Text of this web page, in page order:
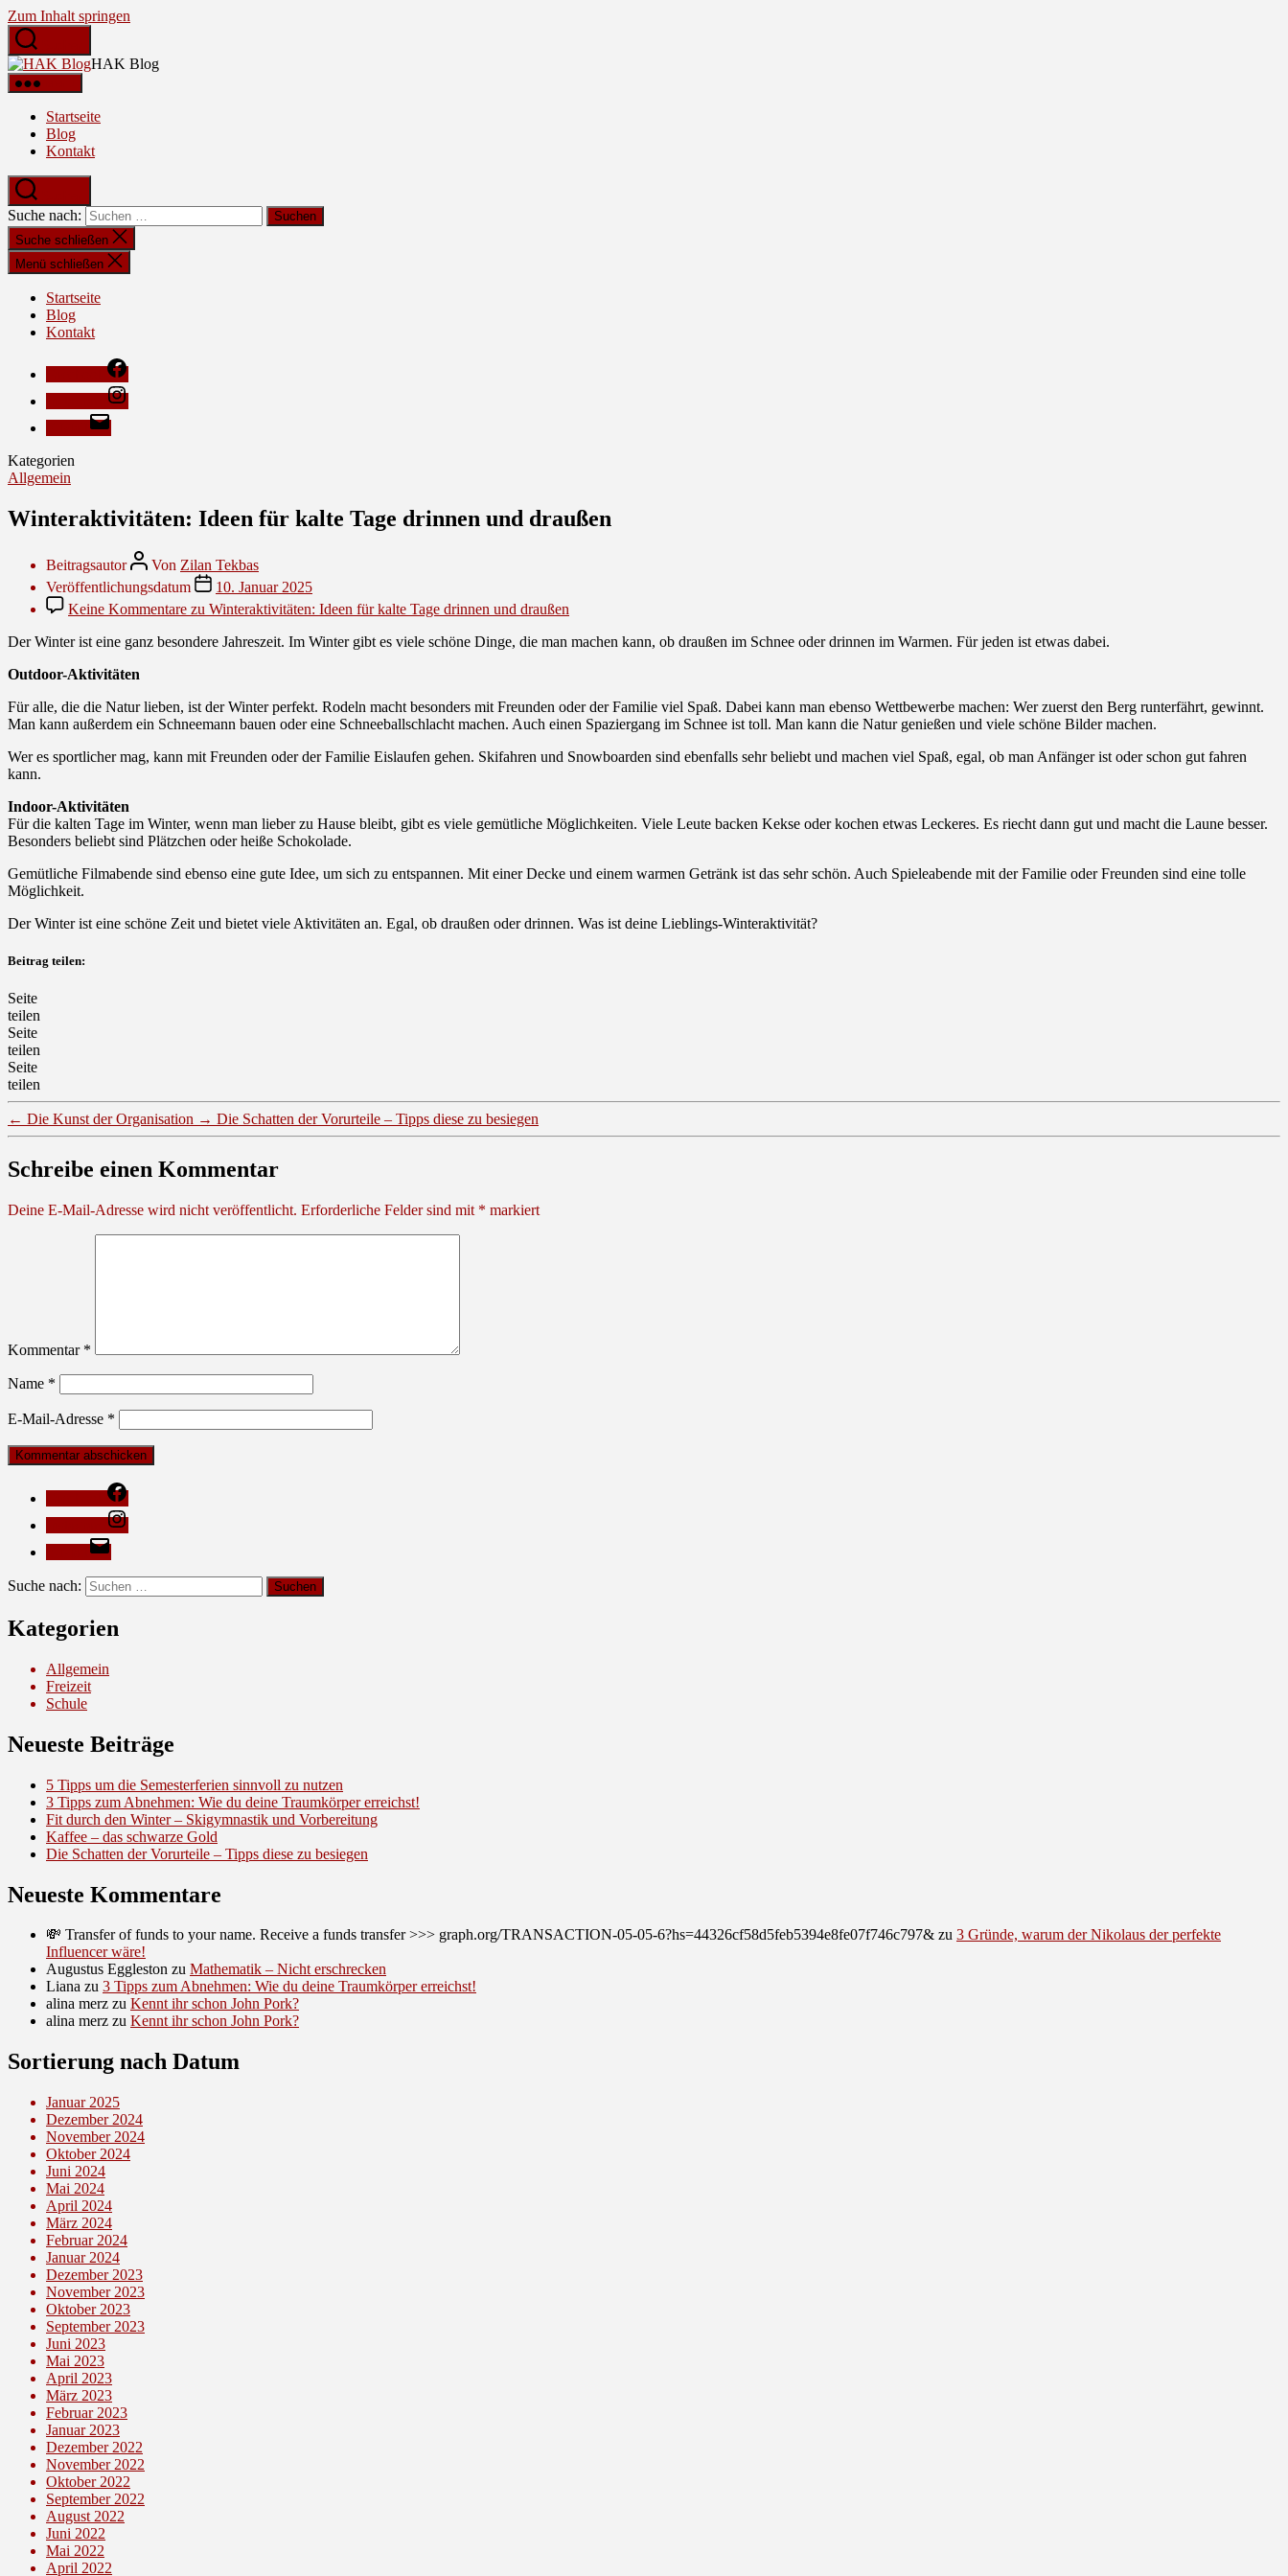
Zum Inhalt springen
HAK Blog
Startseite
Blog
Kontakt
Suche nach:
Suche schließen
Menü schließen
Startseite
Blog
Kontakt
Kategorien
Allgemein
Winteraktivitäten: Ideen für kalte Tage drinnen und draußen
Beitragsautor Von Zilan Tekbas
Veröffentlichungsdatum
10. Januar 2025
Keine Kommentare zu Winteraktivitäten: Ideen für kalte Tage drinnen und draußen
Der Winter ist eine ganz besondere Jahreszeit. Im Winter gibt es viele schöne Dinge, die man machen kann, ob draußen im Schnee oder drinnen im Warmen. Für jeden ist etwas dabei.
Outdoor-Aktivitäten
Für alle, die die Natur lieben, ist der Winter perfekt. Rodeln macht besonders mit Freunden oder der Familie viel Spaß. Dabei kann man ebenso Wettbewerbe machen: Wer zuerst den Berg runterfährt, gewinnt.
Man kann außerdem ein Schneemann bauen oder eine Schneeballschlacht machen. Auch einen Spaziergang im Schnee ist toll. Man kann die Natur genießen und viele schöne Bilder machen.
Wer es sportlicher mag, kann mit Freunden oder der Familie Eislaufen gehen. Skifahren und Snowboarden sind ebenfalls sehr beliebt und machen viel Spaß, egal, ob man Anfänger ist oder schon gut fahren
kann.
Indoor-Aktivitäten
Für die kalten Tage im Winter, wenn man lieber zu Hause bleibt, gibt es viele gemütliche Möglichkeiten. Viele Leute backen Kekse oder kochen etwas Leckeres. Es riecht dann gut und macht die Laune besser.
Besonders beliebt sind Plätzchen oder heiße Schokolade.
Gemütliche Filmabende sind ebenso eine gute Idee, um sich zu entspannen. Mit einer Decke und einem warmen Getränk ist das sehr schön. Auch Spieleabende mit der Familie oder Freunden sind eine tolle
Möglichkeit.
Der Winter ist eine schöne Zeit und bietet viele Aktivitäten an. Egal, ob draußen oder drinnen. Was ist deine Lieblings-Winteraktivität?
Beitrag teilen:
Seite
teilen
Seite
teilen
Seite
teilen
← Die Kunst der Organisation → Die Schatten der Vorurteile – Tipps diese zu besiegen
Schreibe einen Kommentar
Deine E-Mail-Adresse wird nicht veröffentlicht. Erforderliche Felder sind mit * markiert
Kommentar *
Name *
E-Mail-Adresse *
Suche nach:
Kategorien
Allgemein
Freizeit
Schule
Neueste Beiträge
5 Tipps um die Semesterferien sinnvoll zu nutzen
3 Tipps zum Abnehmen: Wie du deine Traumkörper erreichst!
Fit durch den Winter – Skigymnastik und Vorbereitung
Kaffee – das schwarze Gold
Die Schatten der Vorurteile – Tipps diese zu besiegen
Neueste Kommentare
💸 Transfer of funds to your name. Receive a funds transfer >>> graph.org/TRANSACTION-05-05-6?hs=44326cf58d5feb5394e8fe07f746c797& zu 3 Gründe, warum der Nikolaus der perfekte
Influencer wäre!
Augustus Eggleston zu Mathematik – Nicht erschrecken
Liana zu 3 Tipps zum Abnehmen: Wie du deine Traumkörper erreichst!
alina merz zu Kennt ihr schon John Pork?
alina merz zu Kennt ihr schon John Pork?
Sortierung nach Datum
Januar 2025
Dezember 2024
November 2024
Oktober 2024
Juni 2024
Mai 2024
April 2024
März 2024
Februar 2024
Januar 2024
Dezember 2023
November 2023
Oktober 2023
September 2023
Juni 2023
Mai 2023
April 2023
März 2023
Februar 2023
Januar 2023
Dezember 2022
November 2022
Oktober 2022
September 2022
August 2022
Juni 2022
Mai 2022
April 2022